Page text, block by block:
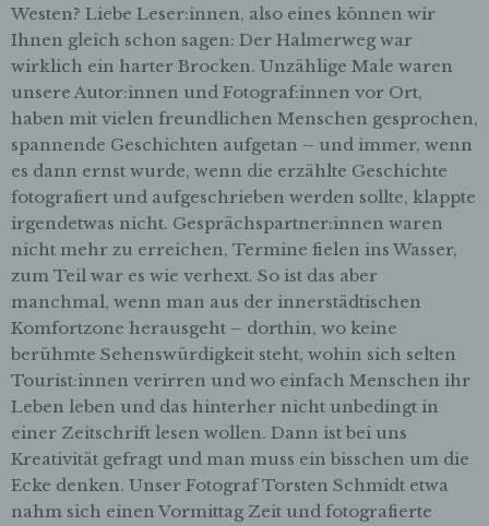
Westen? Liebe Leser:innen, also eines können wir
Ihnen gleich schon sagen: Der Halmerweg war
wirklich ein harter Brocken. Unzählige Male waren
unsere Autor:innen und Fotograf:innen vor Ort,
haben mit vielen freundlichen Menschen gesprochen,
spannende Geschichten aufgetan – und immer, wenn
es dann ernst wurde, wenn die erzählte Geschichte
fotografiert und aufgeschrieben werden sollte, klappte
irgendetwas nicht. Gesprächspartner:innen waren
nicht mehr zu erreichen, Termine fielen ins Wasser,
zum Teil war es wie verhext. So ist das aber
manchmal, wenn man aus der innerstädtischen
Komfortzone herausgeht – dorthin, wo keine
berühmte Sehenswürdigkeit steht, wohin sich selten
Tourist:innen verirren und wo einfach Menschen ihr
Leben leben und das hinterher nicht unbedingt in
einer Zeitschrift lesen wollen. Dann ist bei uns
Kreativität gefragt und man muss ein bisschen um die
Ecke denken. Unser Fotograf Torsten Schmidt etwa
nahm sich einen Vormittag Zeit und fotografierte